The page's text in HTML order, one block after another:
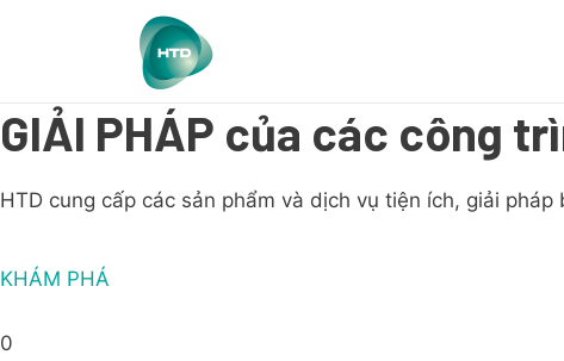
GIẢI PHÁP của các công
HTD cung cấp các sản phẩm và dịch vụ tiện ích, giải
KHÁM PHÁ
0